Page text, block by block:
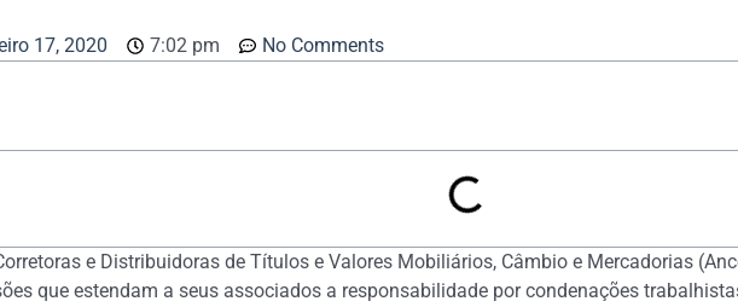
17, 2020 7:02 pm No Comments
e Distribuidoras de Títulos e Valores Mobiliários, Câmbio e Mercadorias
que estendam a seus associados a responsabilidade por condenações